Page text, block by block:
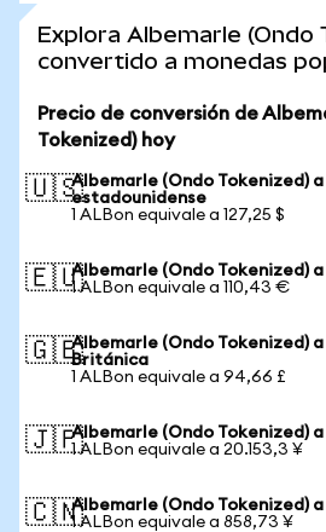
Explora Albemarle (Ondo
convertido a monedas
Precio de conversión de
Tokenized) hoy
🇺🇸Albemarle (Ondo Tokenized)
estadounidense
1 ALBon equivale a 127,25 $
🇪🇺Albemarle (Ondo Tokenized) a
1 ALBon equivale a 110,43 €
🇬🇧Albemarle (Ondo Tokenized)
Británica
1 ALBon equivale a 94,66 £
🇯🇵Albemarle (Ondo Tokenized) a
1 ALBon equivale a 20.153,3 ¥
🇨🇳Albemarle (Ondo Tokenized) a
1 ALBon equivale a 858,73 ¥